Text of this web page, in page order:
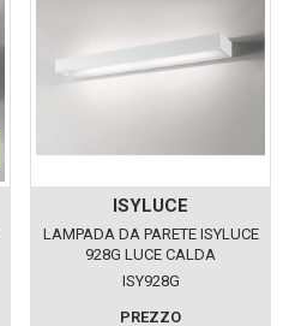
ISYLUCE
LAMPADA DA PARETE ISYLUCE
928G LUCE CALDA
ISY928G
PREZZO